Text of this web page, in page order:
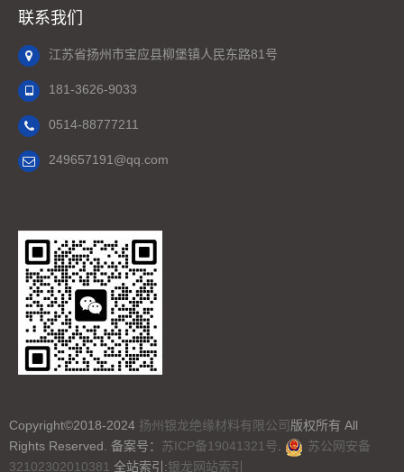
联系我们
江苏省扬州市宝应县柳堡镇人民东路81号
181-3626-9033
0514-88777211
249657191@qq.com
Copyright©2018-2024 扬州银龙绝缘材料有限公司 版权所有 All
Rights Reserved. 备案号： 苏ICP备19041321号
苏公网安备
32102302010381 全站索引:银龙网站索引